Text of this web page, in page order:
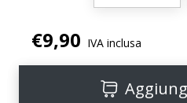
€9,90 IVA inclusa